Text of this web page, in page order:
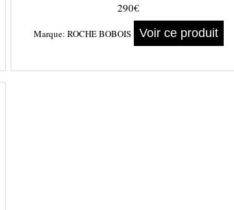
290€
Marque: ROCHE BOBOIS Voir ce produit